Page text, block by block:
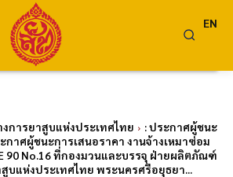
EN
การยาสูบแห่งประเทศไทย
: ประกาศผู้ชนะ
กาศผู้ชนะการเสนอราคา งานจ้างเหมาซ่อม
90 No.16 ที่กองมวนและบรรจุ ฝ่ายผลิตภัณฑ์
บแห่งประเทศไทย พระนครศรีอยุธยา...